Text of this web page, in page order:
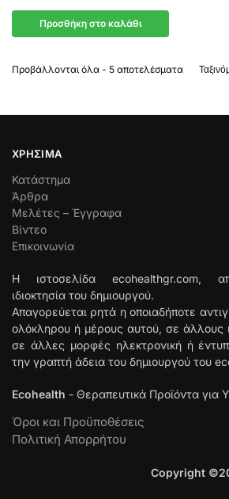
Προσθήκη στο καλάθι
Προβάλλονται όλα - 5 αποτελέσματα
ΧΡΉΣΙΜΑ
Κατάστημα
Άρθρα
Μελέτες – Έγγραφα
Βίντεο
Επικοινωνία
Η ιστοσελίδα ecohealthgr.com,
ιδιοκτησία του δημιουργού.
Απαγορεύεται ρητά η οποιαδήποτε
ολόκληρου ή μέρους αυτού, σε άλλους
σε άλλες μορφές ηλεκτρονική ή
την γραπτή άδεια του δημιουργού του
Ecohealth - Θεραπευτικά Προϊόντα για
Όροι και Προϋποθέσεις
Πολιτική Απορρήτου
Copyright ©